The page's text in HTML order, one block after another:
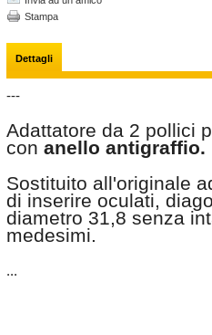
Stampa
Dettagli
---
Adattatore da 2 pollici
con anello antigraffio.
Sostituito all'originale
di inserire oculati,
diametro 31,8 senza
medesimi.
...